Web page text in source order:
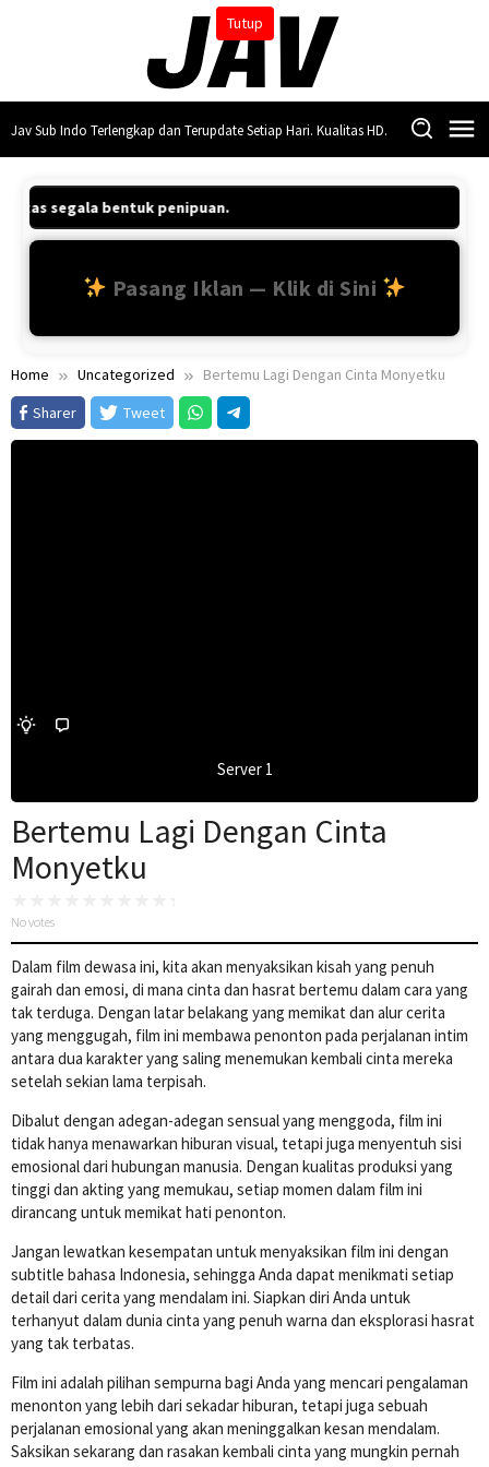
Tutup
Jav Sub Indo Terlengkap dan Terupdate Setiap Hari. Kualitas HD.
segala bentuk penipuan.
Pasang Iklan — Klik di Sini
Home Uncategorized
Bertemu Lagi Dengan Cinta Monyetku
Sharer
Tweet
Server 1
Bertemu Lagi Dengan Cinta
Monyetku
No votes
Dalam film dewasa ini, kita akan menyaksikan kisah yang penuh
gairah dan emosi, di mana cinta dan hasrat bertemu dalam cara yang
tak terduga. Dengan latar belakang yang memikat dan alur cerita
yang menggugah, film ini membawa penonton pada perjalanan intim
antara dua karakter yang saling menemukan kembali cinta mereka
setelah sekian lama terpisah.
Dibalut dengan adegan-adegan sensual yang menggoda, film ini
tidak hanya menawarkan hiburan visual, tetapi juga menyentuh sisi
emosional dari hubungan manusia. Dengan kualitas produksi yang
tinggi dan akting yang memukau, setiap momen dalam film ini
dirancang untuk memikat hati penonton.
Jangan lewatkan kesempatan untuk menyaksikan film ini dengan
subtitle bahasa Indonesia, sehingga Anda dapat menikmati setiap
detail dari cerita yang mendalam ini. Siapkan diri Anda untuk
terhanyut dalam dunia cinta yang penuh warna dan eksplorasi hasrat
yang tak terbatas.
Film ini adalah pilihan sempurna bagi Anda yang mencari pengalaman
menonton yang lebih dari sekadar hiburan, tetapi juga sebuah
perjalanan emosional yang akan meninggalkan kesan mendalam.
Saksikan sekarang dan rasakan kembali cinta yang mungkin pernah